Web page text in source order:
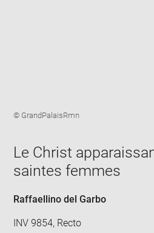
Image
© GrandPalaisRmn
Le Christ
saintes femmes
Raffaellino del Garbo
INV 9854, Recto